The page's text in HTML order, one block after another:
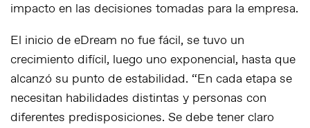
impacto en las decisiones tomadas para la empresa.
El inicio de eDream no fue fácil, se tuvo un
crecimiento difícil, luego uno exponencial, hasta que
alcanzó su punto de estabilidad. “En cada etapa se
necesitan habilidades distintas y personas con
diferentes predisposiciones. Se debe tener claro